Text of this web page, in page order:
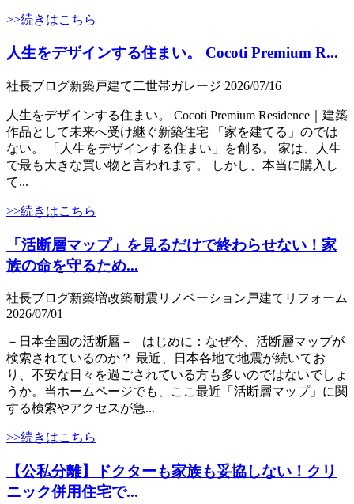
>>続きはこちら
人生をデザインする住まい。 Cocoti Premium R...
社長ブログ新築戸建て 二世帯ガレージ 2026/07/16
人生をデザインする住まい。 Cocoti Premium Residence｜建築
作品として未来へ受け継ぐ新築住宅 「家を建てる」のでは
ない。 「人生をデザインする住まい」を創る。 家は、人生
で最も大きな買い物と言われます。 しかし、本当に購入し
て...
>>続きはこちら
「活断層マップ」を見るだけで終わらせない！家
族の命を守るため...
社長ブログ新築増改築耐震 リノベーション 戸建て リフォーム
2026/07/01
－日本全国の活断層－ はじめに：なぜ今、活断層マップが
検索されているのか？ 最近、日本各地で地震が続いてお
り、不安な日々を過ごされている方も多いのではないでしょ
うか。当ホームページでも、ここ最近「活断層マップ」に関
する検索やアクセスが急...
>>続きはこちら
【公私分離】ドクターも家族も妥協しない！クリ
ニック併用住宅で...